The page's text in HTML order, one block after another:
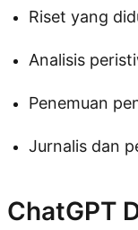
Riset yang
Analisis
Penemuan
Jurnalis dan
ChatGPT